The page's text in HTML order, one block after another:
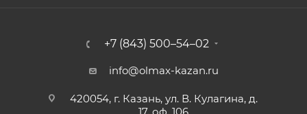
+7 (843) 500–54–02
info@olmax-kazan.ru
420054, г. Казань, ул. В. Кулагина, д.